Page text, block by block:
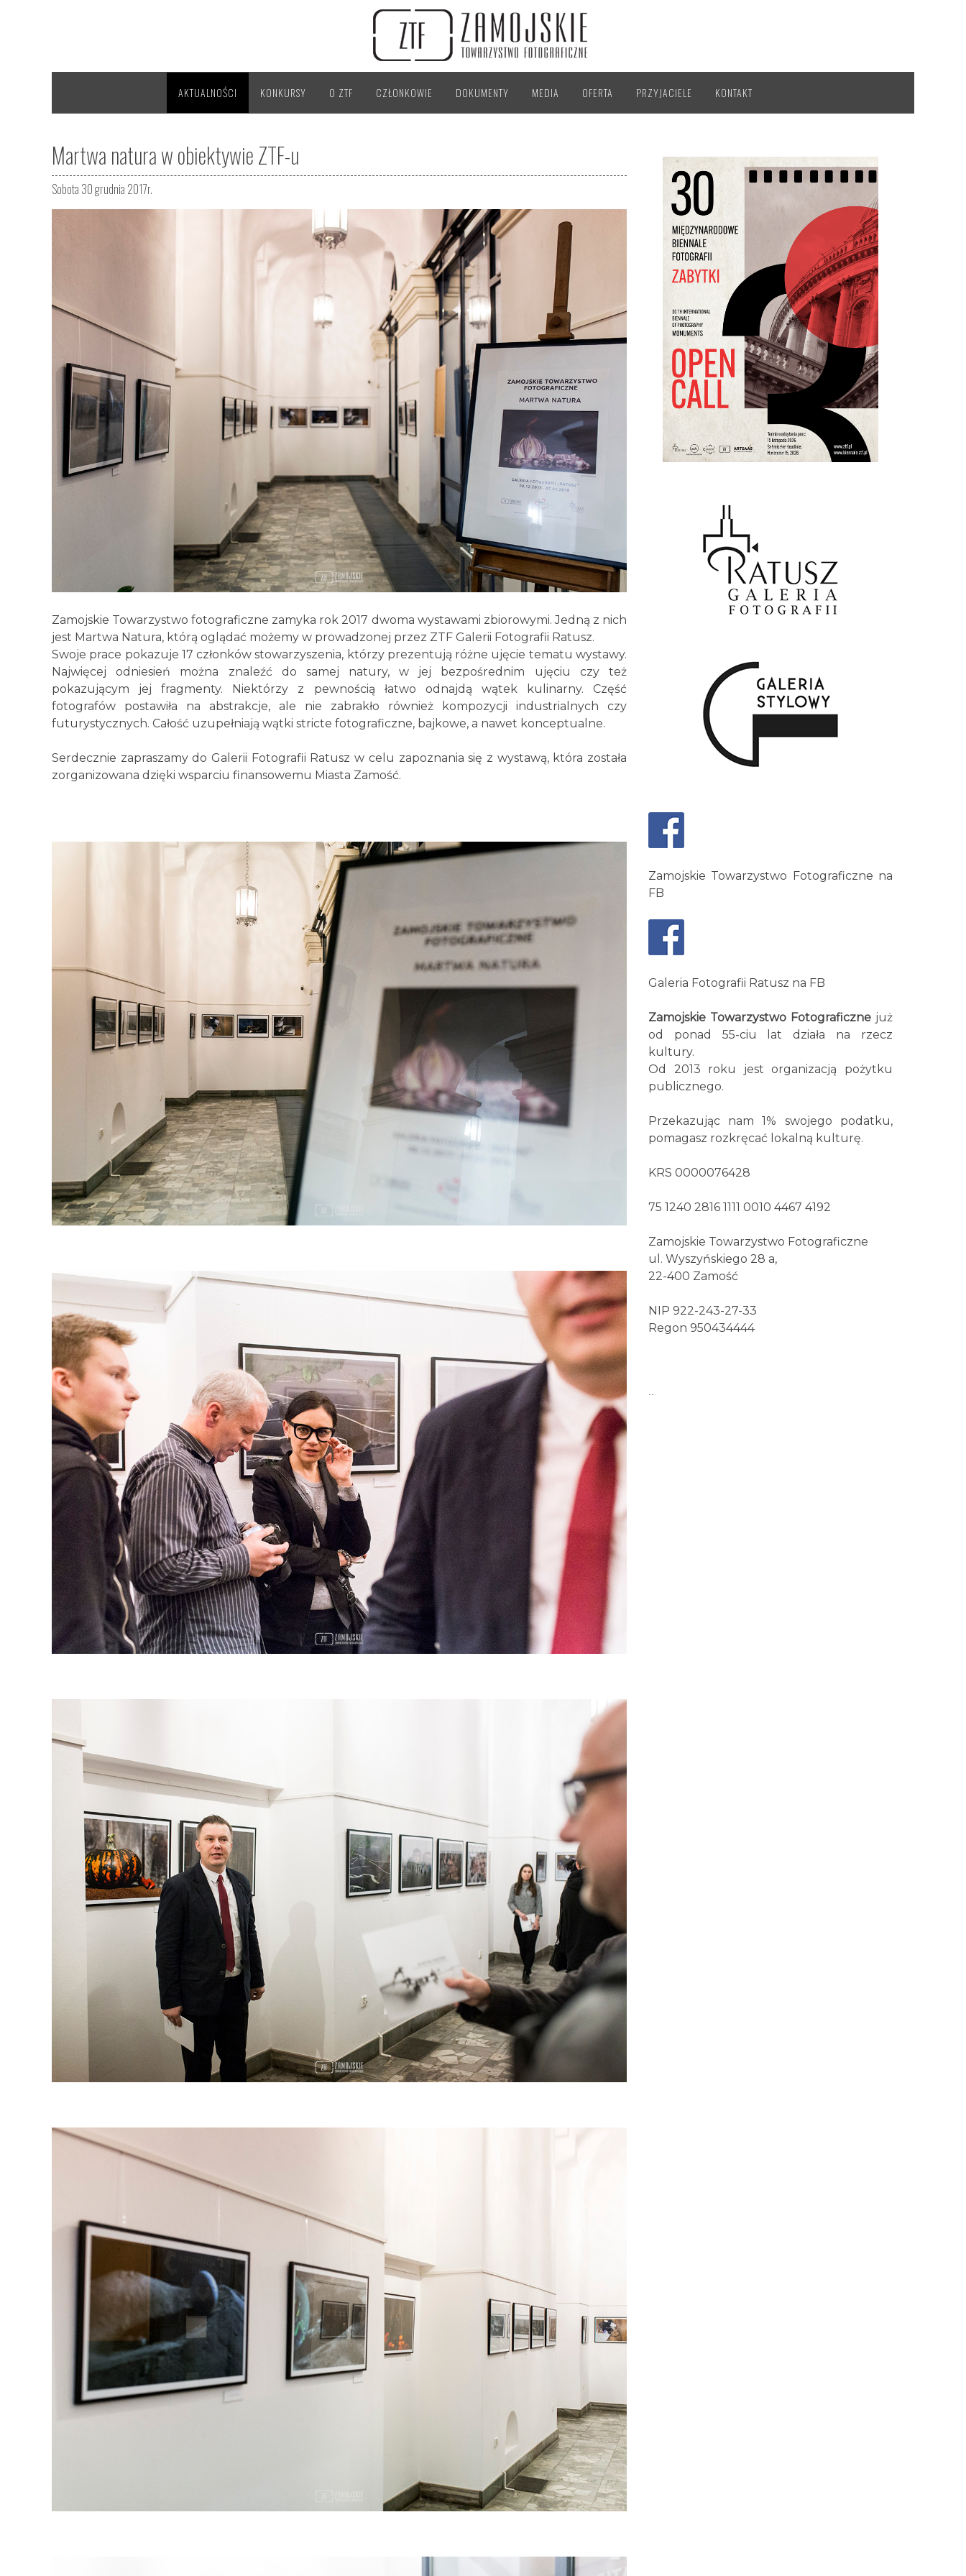
AKTUALNOŚCI KONKURSY O ZTF CZŁONKOWIE DOKUMENTY MEDIA OFERTA PRZYJACIELE KONTAKT
Martwa natura w obiektywie ZTF-u
Sobota 30 grudnia 2017r.
Zamojskie Towarzystwo fotograficzne zamyka rok 2017 dwoma wystawami zbiorowymi. Jedną z nich
jest Martwa Natura, którą oglądać możemy w prowadzonej przez ZTF Galerii Fotografii Ratusz.
Swoje prace pokazuje 17 członków stowarzyszenia, którzy prezentują różne ujęcie tematu wystawy.
Najwięcej odniesień można znaleźć do samej natury, w jej bezpośrednim ujęciu czy też
pokazującym jej fragmenty. Niektórzy z pewnością łatwo odnajdą wątek kulinarny. Część
fotografów postawiła na abstrakcje, ale nie zabrakło również kompozycji industrialnych czy
futurystycznych. Całość uzupełniają wątki stricte fotograficzne, bajkowe, a nawet konceptualne.
Serdecznie zapraszamy do Galerii Fotografii Ratusz w celu zapoznania się z wystawą, która została
zorganizowana dzięki wsparciu finansowemu Miasta Zamość.
Zamojskie Towarzystwo Fotograficzne na
FB
Galeria Fotografii Ratusz na FB
Zamojskie Towarzystwo Fotograficzne już
od ponad 55-ciu lat działa na rzecz
kultury.
Od 2013 roku jest organizacją pożytku
publicznego.
Przekazując nam 1% swojego podatku,
pomagasz rozkręcać lokalną kulturę.
KRS 0000076428
75 1240 2816 1111 0010 4467 4192
Zamojskie Towarzystwo Fotograficzne
ul. Wyszyńskiego 28 a,
22-400 Zamość
NIP 922-243-27-33
Regon 950434444